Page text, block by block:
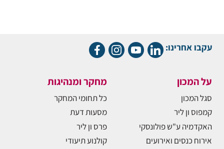
עקבו אחרינו:
על המכון
סגל המכון
קמפוס ון ליר
האקדמיה ע"ש פולונסקי
אירוח כנסים ואירועים
מחקר ומנהיגות
כל תחומי המחקר
מסעות דעת
פרס ון ליר
קולנוע תיעודי